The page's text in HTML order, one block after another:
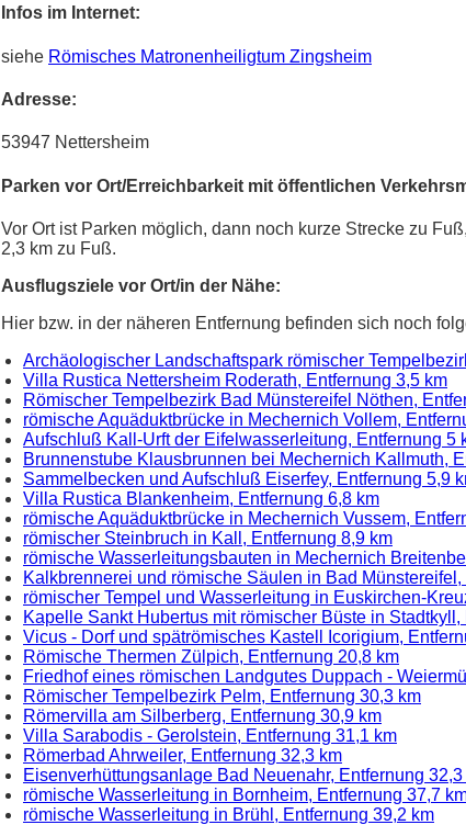
Infos im Internet:
siehe Römisches Matronenheiligtum Zingsheim
Adresse:
53947 Nettersheim
Parken vor Ort/Erreichbarkeit mit öffentlichen
Vor Ort ist Parken möglich, dann noch kurze Strecke zu
2,3 km zu Fuß.
Ausflugsziele vor Ort/in der Nähe:
Hier bzw. in der näheren Entfernung befinden sich noch
Archäologischer Landschaftspark römischer
Villa Rustica Nettersheim Roderath, Entfernung 3,5 km
Römischer Tempelbezirk Bad Münstereifel Nöthen,
römische Aquäduktbrücke in Mechernich Vollem,
Aufschluß Kall-Urft der Eifelwasserleitung, Entfernung 5
Brunnenstube Klausbrunnen bei Mechernich Kallmuth,
Sammelbecken und Aufschluß Eiserfey, Entfernung 5,9
Villa Rustica Blankenheim, Entfernung 6,8 km
römische Aquäduktbrücke in Mechernich Vussem,
römischer Steinbruch in Kall, Entfernung 8,9 km
römische Wasserleitungsbauten in Mechernich
Kalkbrennerei und römische Säulen in Bad
römischer Tempel und Wasserleitung in Euskirchen-
Kapelle Sankt Hubertus mit römischer Büste in
Vicus - Dorf und spätrömisches Kastell Icorigium,
Römische Thermen Zülpich, Entfernung 20,8 km
Friedhof eines römischen Landgutes Duppach -
Römischer Tempelbezirk Pelm, Entfernung 30,3 km
Römervilla am Silberberg, Entfernung 30,9 km
Villa Sarabodis - Gerolstein, Entfernung 31,1 km
Römerbad Ahrweiler, Entfernung 32,3 km
Eisenverhüttungsanlage Bad Neuenahr, Entfernung 32,3
römische Wasserleitung in Bornheim, Entfernung 37,7
römische Wasserleitung in Brühl, Entfernung 39,2 km